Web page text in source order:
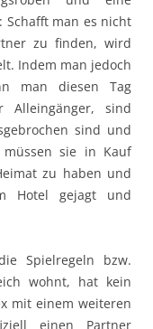
Schafft man es nicht
zu finden, wird
Indem man jedoch
man diesen Tag
Alleingänger, sind
sind und
sie in Kauf
zu haben und
Hotel gejagt und
Spielregeln bzw.
wohnt, hat kein
mit einem weiteren
einen Partner